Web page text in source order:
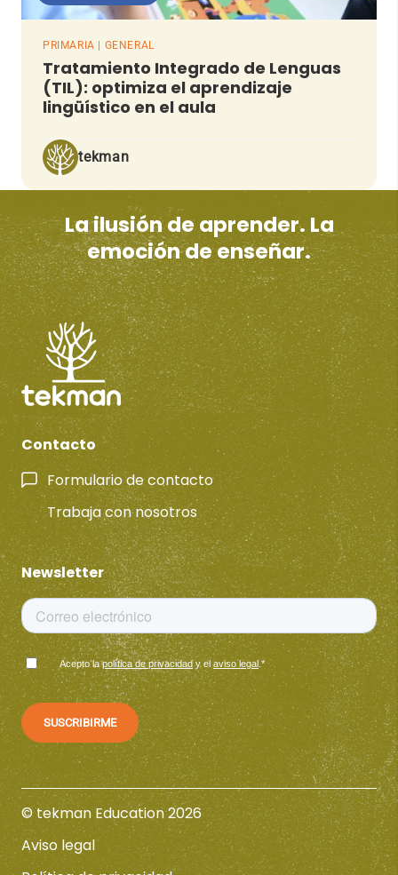
PRIMARIA | GENERAL
Tratamiento Integrado de Lenguas
(TIL): optimiza el aprendizaje
lingüístico en el aula
tekman
La ilusión de aprender. La
emoción de enseñar.
Contacto
Formulario de contacto
Trabaja con nosotros
Newsletter
Acepto lapolítica de privacidady el aviso legal.*
© tekman Education 2026
Aviso legal